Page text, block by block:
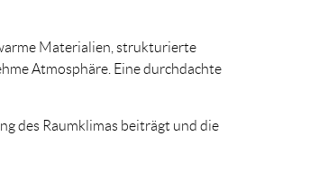
Materialien, strukturierte
Atmosphäre. Eine durchdachte
des Raumklimas beiträgt und die